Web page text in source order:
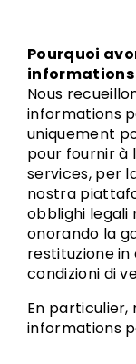
Pourquoi
informations
Nous
informations
uniquement
pour fournir à
services, per
nostra
obblighi legali
onorando la
restituzione
condizioni di
En particulier,
informations